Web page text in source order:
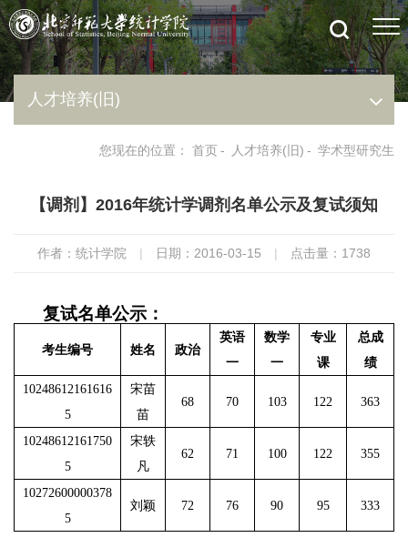
人才培养(旧)
您现在的位置： 首页- 人才培养(旧) - 学术型研究生
【调剂】2016年统计学调剂名单公示及复试须知
作者：统计学院 | 日期：2016-03-15 | 点击量： 1738
复试名单公示：
考生编号 姓名 政治
英语
一
数学
一
专业
课
总成
绩
10248612161616
5
宋苗
苗
68 70 103 122 363
10248612161750
5
宋轶
凡
62 71 100 122 355
10272600000378
5
刘颖 72 76 90 95 333